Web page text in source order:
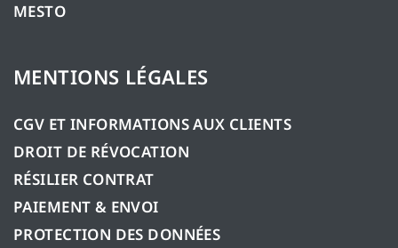
MESTO
MENTIONS LÉGALES
CGV ET INFORMATIONS AUX CLIENTS
DROIT DE RÉVOCATION
RÉSILIER CONTRAT
PAIEMENT & ENVOI
PROTECTION DES DONNÉES